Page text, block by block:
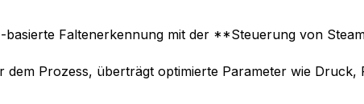
basierte Faltenerkennung mit der **Steuerung von
dem Prozess, überträgt optimierte Parameter wie